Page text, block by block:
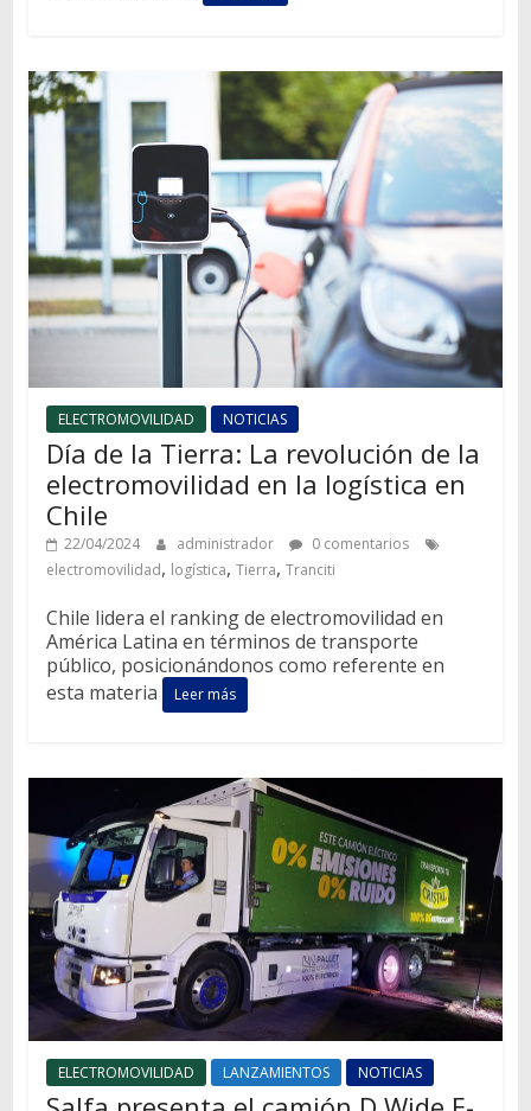
ELECTROMOVILIDAD NOTICIAS
Día de la Tierra: La revolución de la
electromovilidad en la logística en
Chile
22/04/2024 administrador
0 comentarios
electromovilidad, logística, Tierra, Tranciti
Chile lidera el ranking de electromovilidad en
América Latina en términos de transporte
público, posicionándonos como referente en
esta materia
Leer más
ELECTROMOVILIDAD LANZAMIENTOS NOTICIAS